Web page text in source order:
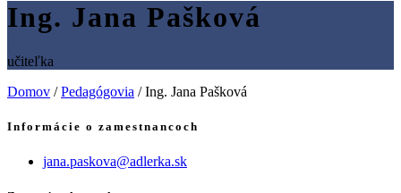
Ing. Jana Pašková
učiteľka
Domov /Pedagógovia /Ing. Jana Pašková
Informácie o zamestnancoch
jana.paskova@adlerka.sk